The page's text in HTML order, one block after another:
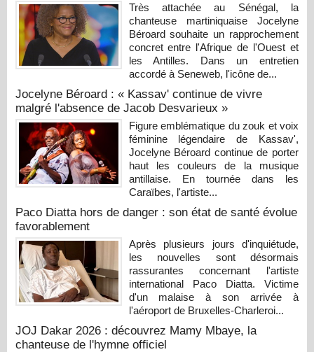
Très attachée au Sénégal, la
chanteuse martiniquaise Jocelyne
Béroard souhaite un rapprochement
concret entre l'Afrique de l'Ouest et
les Antilles. Dans un entretien
accordé à Seneweb, l'icône de...
Jocelyne Béroard : « Kassav' continue de vivre
malgré l'absence de Jacob Desvarieux »
Figure emblématique du zouk et voix
féminine légendaire de Kassav',
Jocelyne Béroard continue de porter
haut les couleurs de la musique
antillaise. En tournée dans les
Caraïbes, l'artiste...
Paco Diatta hors de danger : son état de santé évolue
favorablement
Après plusieurs jours d'inquiétude,
les nouvelles sont désormais
rassurantes concernant l'artiste
international Paco Diatta. Victime
d'un malaise à son arrivée à
l'aéroport de Bruxelles-Charleroi...
JOJ Dakar 2026 : découvrez Mamy Mbaye, la
chanteuse de l'hymne officiel